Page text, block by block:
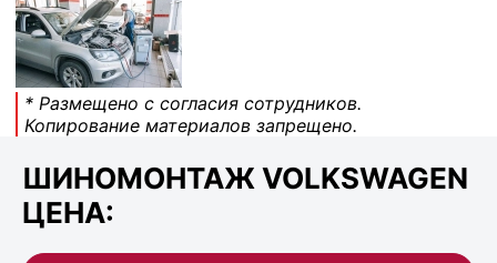
* Размещено с согласия сотрудников.
Копирование материалов запрещено.
ШИНОМОНТАЖ VOLKSWAGEN
ЦЕНА: